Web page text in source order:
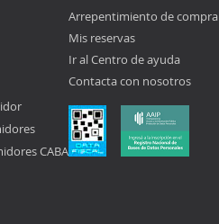
CABA
Arrepentimiento de compra
Mis reservas
Ir al Centro de ayuda
Contacta con nosotros